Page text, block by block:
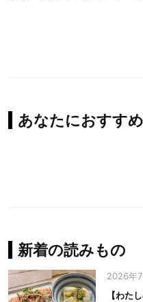
あなたにおすす
新着の読みもの
2026年
【わた